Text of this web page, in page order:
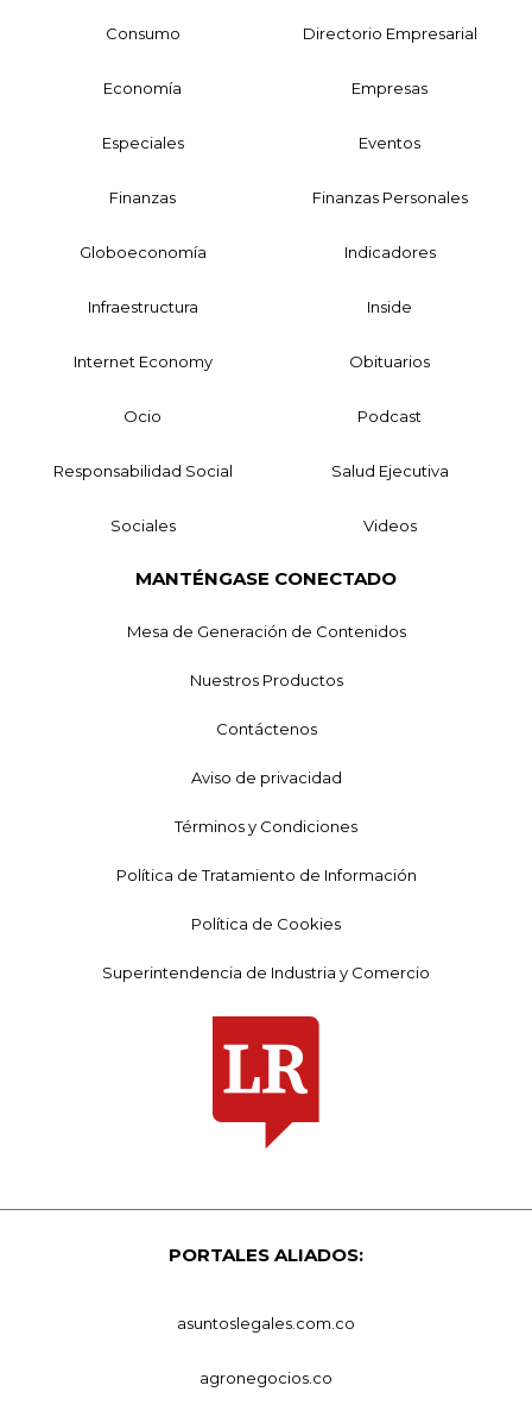
Consumo Directorio Empresarial
Economía Empresas
Especiales Eventos
Finanzas Finanzas Personales
Globoeconomía Indicadores
Infraestructura Inside
Internet Economy Obituarios
Ocio Podcast
Responsabilidad Social Salud Ejecutiva
Sociales Videos
MANTÉNGASE CONECTADO
Mesa de Generación de Contenidos
Nuestros Productos
Contáctenos
Aviso de privacidad
Términos y Condiciones
Política de Tratamiento de Información
Política de Cookies
Superintendencia de Industria y Comercio
PORTALES ALIADOS:
asuntoslegales.com.co
agronegocios.co